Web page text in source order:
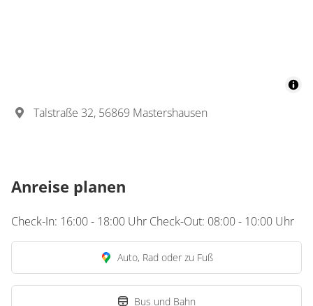
Talstraße 32, 56869 Mastershausen
Anreise planen
Check-In: 16:00 - 18:00 Uhr Check-Out: 08:00 - 10:00 Uhr
Auto, Rad oder zu Fuß
Bus und Bahn